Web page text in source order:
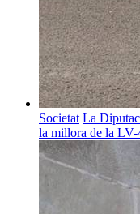
Societat La
la millora de la